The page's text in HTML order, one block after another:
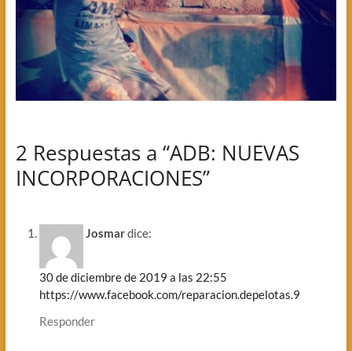
2 Respuestas a “ADB: NUEVAS
INCORPORACIONES”
Josmardice:
30 de diciembre de 2019 a las 22:55
https://www.facebook.com/reparacion.depelotas.9
Responder